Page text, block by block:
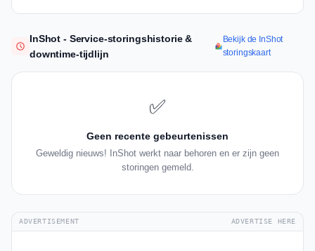
InShot - Service-storingshistorie &
downtime-tijdlijn
Bekijk de InShot
storingskaart
✅
Geen recente gebeurtenissen
Geweldig nieuws! InShot werkt naar behoren en er zijn geen
storingen gemeld.
ADVERTISEMENT ADVERTISE HERE